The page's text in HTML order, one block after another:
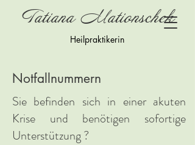
Tatiana Mationschek
Heilpraktikerin
Notfallnummern
Sie befinden sich in einer akuten
Krise und benötigen sofortige
Unterstützung ?